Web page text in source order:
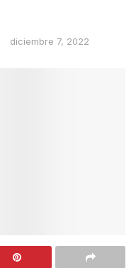
diciembre 7, 2022